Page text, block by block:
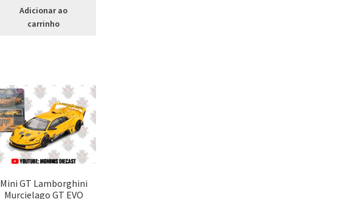
Adicionar ao
carrinho
Mini GT Lamborghini
Murcielago GT EVO